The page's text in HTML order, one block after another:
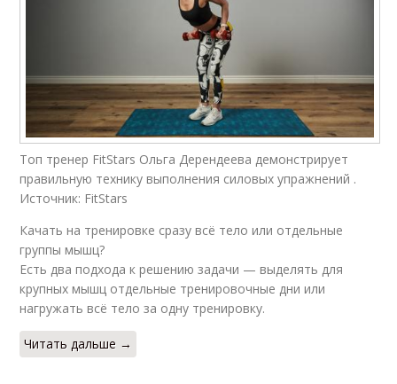
Топ тренер FitStars Ольга Дерендеева демонстрирует
правильную технику выполнения силовых упражнений .
Источник: FitStars
Качать на тренировке сразу всё тело или отдельные
группы мышц?
Есть два подхода к решению задачи — выделять для
крупных мышц отдельные тренировочные дни или
нагружать всё тело за одну тренировку.
Читать дальше →